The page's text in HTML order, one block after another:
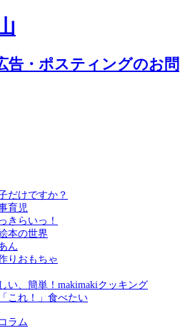
だけですか？
育児
きらいっ！
本の世界
ん
りおもちゃ
い、簡単！makimakiクッキング
これ！」食べたい
ラム